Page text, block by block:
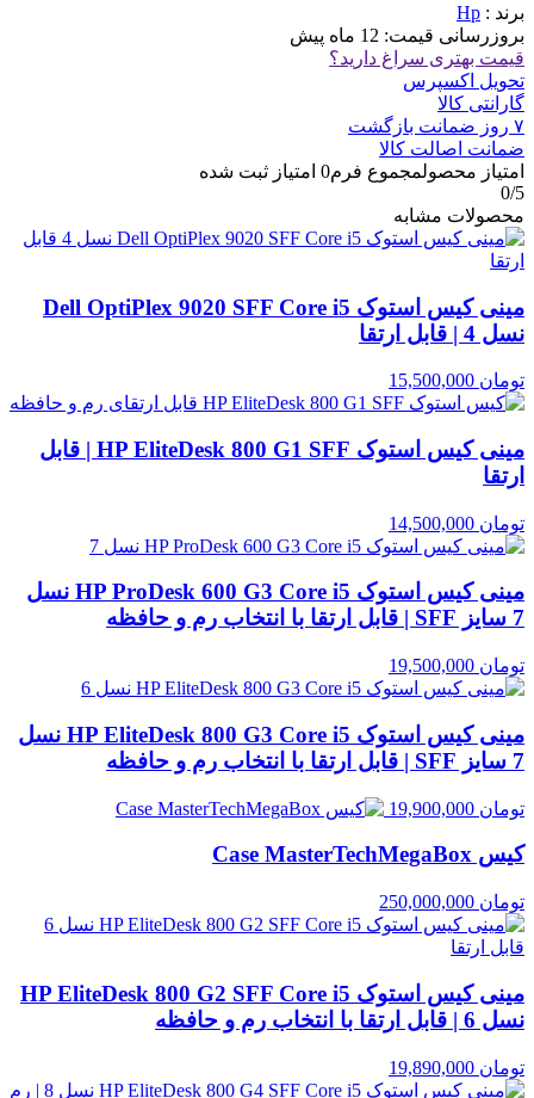
برند : Hp
بروزرسانی قیمت: 12 ماه پیش
قیمت بهتری سراغ دارید؟
تحویل اکسپرس
گارانتی کالا
۷ روز ضمانت بازگشت
ضمانت اصالت کالا
امتیاز محصولمجموع فرم0 امتیاز ثبت شده
0/5
محصولات مشابه
مینی کیس استوک Dell OptiPlex 9020 SFF Core i5
نسل 4 | قابل ارتقا
تومان
مینی کیس استوک HP EliteDesk 800 G1 SFF | قابل
ارتقا
تومان
مینی کیس استوک HP ProDesk 600 G3 Core i5 نسل
7 سایز SFF | قابل ارتقا با انتخاب رم و حافظه
تومان
مینی کیس استوک HP EliteDesk 800 G3 Core i5 نسل
7 سایز SFF | قابل ارتقا با انتخاب رم و حافظه
تومان
کیس Case MasterTechMegaBox
تومان
مینی کیس استوک HP EliteDesk 800 G2 SFF Core i5
نسل 6 | قابل ارتقا با انتخاب رم و حافظه
تومان